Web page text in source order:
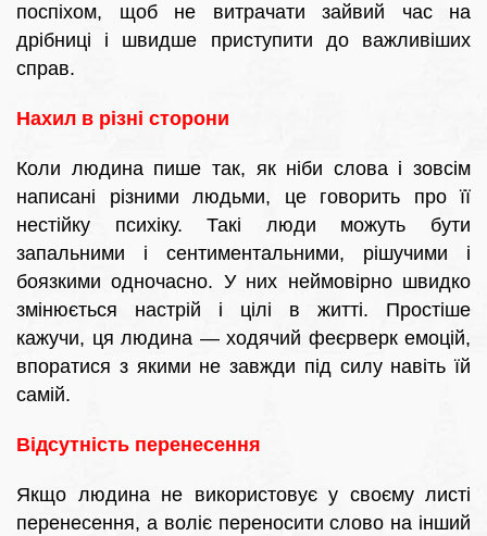
поспіхом, щоб не витрачати зайвий час на
дрібниці і швидше приступити до важливіших
справ.
Нахил в різні сторони
Коли людина пише так, як ніби слова і зовсім
написані різними людьми, це говорить про її
нестійку психіку. Такі люди можуть бути
запальними і сентиментальними, рішучими і
боязкими одночасно. У них неймовірно швидко
змінюється настрій і цілі в житті. Простіше
кажучи, ця людина — ходячий феєрверк емоцій,
впоратися з якими не завжди під силу навіть їй
самій.
Відсутність перенесення
Якщо людина не використовує у своєму листі
перенесення, а воліє переносити слово на інший